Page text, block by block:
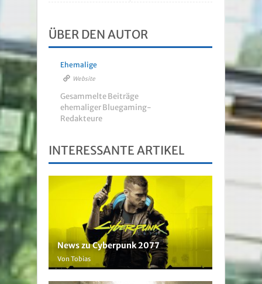
ÜBER DEN AUTOR
Ehemalige
Website
Gesammelte Beiträge
ehemaliger Bluegaming-
Redakteure
INTERESSANTE ARTIKEL
News zu Cyberpunk 2077
Von Tobias